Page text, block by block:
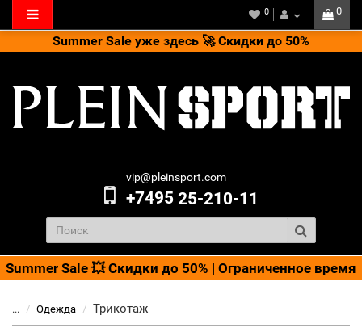
Summer Sale уже здесь 🚀 Скидки до 50%
0
0
vip@pleinsport.com
+749525-210-11
Summer Sale 💥 Скидки до 50% | Ограниченное время
... Одежда Трикотаж